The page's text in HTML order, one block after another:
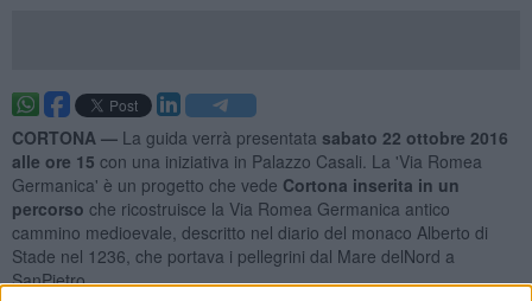
CORTONA — La guida verrà presentata sabato 22 ottobre 2016
alle ore 15 con una iniziativa in Palazzo Casali. La 'Via Romea
Germanica' è un progetto che vede Cortona inserita in un
percorso che ricostruisce la Via Romea Germanica antico
cammino medioevale, descritto nel diario del monaco Alberto di
Stade nel 1236, che portava i pellegrini dal Mare delNord a
SanPietro.